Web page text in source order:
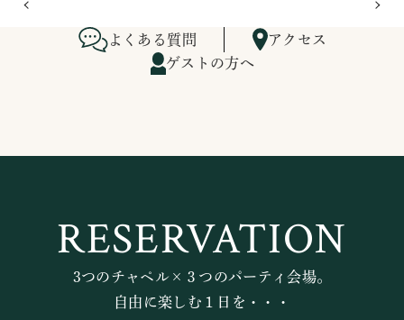
よくある質問
アクセス
ゲストの方へ
RESERVATION
3つのチャペル×３つのパーティ会場。
自由に楽しむ１日を・・・